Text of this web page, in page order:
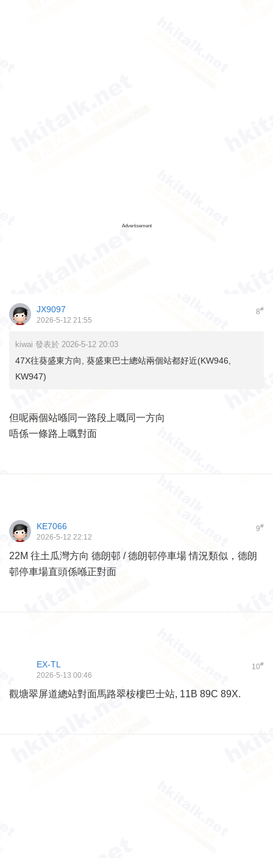
Advertisement
8#
JX9097
2026-5-12 21:55
kiwai 發表於 2026-5-12 20:03
47X往葵盛東方向, 葵盛東巴士總站兩個站都好近(KW946,
KW947)
但呢兩個站喺同一路段上嘅同一方向
唔係一條路上嘅對面
9#
KE7066
2026-5-12 22:12
22M 往土瓜灣方向 德朗邨 / 德朗邨停車場 情況類似，德朗
邨停車場直頭係喺正對面
10#
EX-TL
2026-5-13 00:46
觀塘翠屏道總站對面馬路翠桉樓巴士站, 11B 89C 89X.